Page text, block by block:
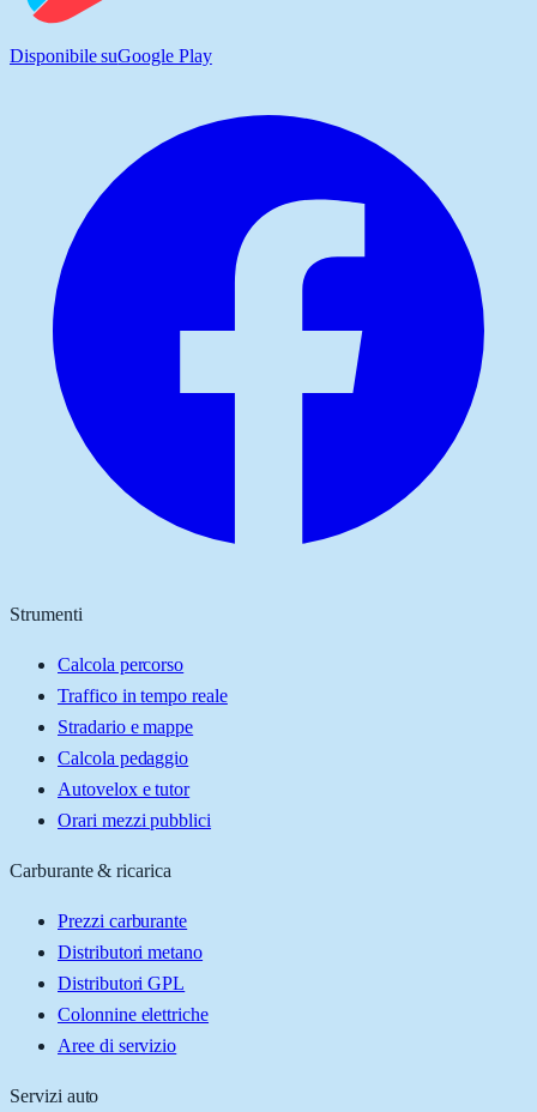
Disponibile suGoogle Play
Strumenti
Calcola percorso
Traffico in tempo reale
Stradario e mappe
Calcola pedaggio
Autovelox e tutor
Orari mezzi pubblici
Carburante & ricarica
Prezzi carburante
Distributori metano
Distributori GPL
Colonnine elettriche
Aree di servizio
Servizi auto